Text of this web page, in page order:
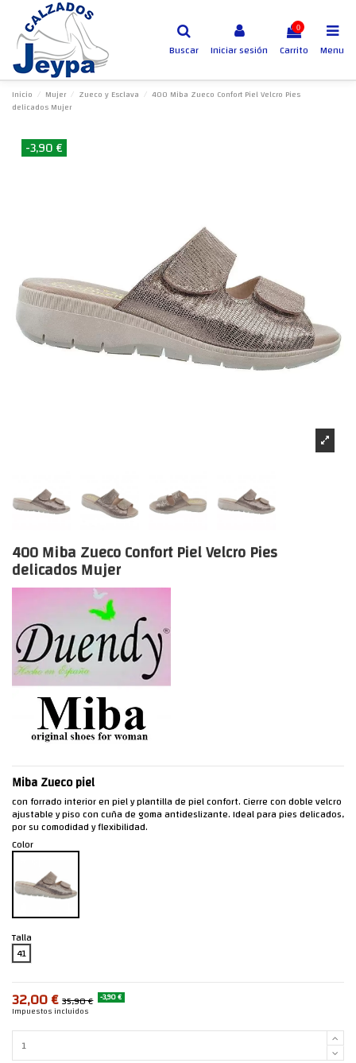
Buscar Iniciar sesión
0
Carrito Menu
Inicio Mujer Zueco y Esclava
400 Miba Zueco Confort Piel Velcro Pies
delicados Mujer
-3,90 €
400 Miba Zueco Confort Piel Velcro Pies
delicados Mujer
Miba Zueco piel
con forrado interior en piel y plantilla de piel confort. Cierre con doble velcro
ajustable y piso con cuña de goma antideslizante. Ideal para pies delicados,
por su comodidad y flexibilidad.
Color
Talla
41
32,00 € 35,90 € -3,90 €
Impuestos incluidos